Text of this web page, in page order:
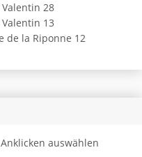
28
13
de la Riponne 12
auswählen